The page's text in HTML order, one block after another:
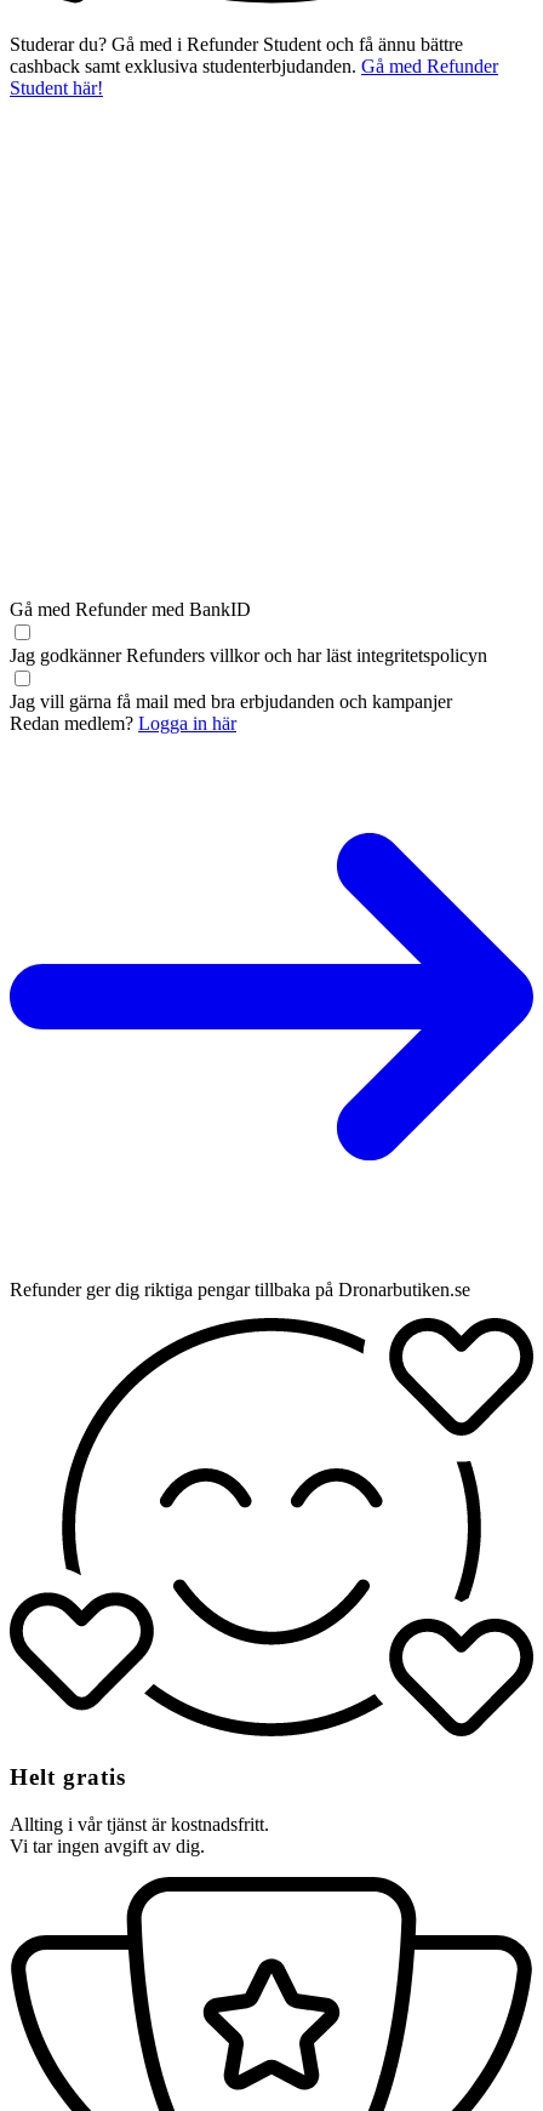
Studerar du? Gå med i Refunder Student och få ännu bättre
cashback samt exklusiva studenterbjudanden. Gå med Refunder
Student här!
Gå med Refunder med BankID
Jag godkänner Refunders villkoroch har läst integritetspolicyn
Jag vill gärna få mail med bra erbjudanden och kampanjer
Redan medlem? Logga in här
Refunder ger dig riktiga pengar tillbaka på Dronarbutiken.se
Helt gratis
Allting i vår tjänst är kostnadsfritt.
Vi tar ingen avgift av dig.